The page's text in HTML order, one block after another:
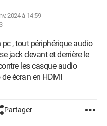
2024 à 14:59
, tout périphérique audio
jack devant et derrière le
les casque audio
écran en HDMI
Partager